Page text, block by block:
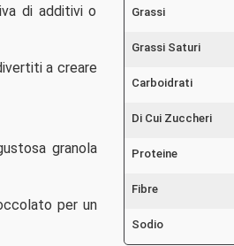
di additivi o
a creare
granola
per un
Grassi
Grassi Saturi
Carboidrati
Di Cui Zuccheri
Proteine
Fibre
Sodio